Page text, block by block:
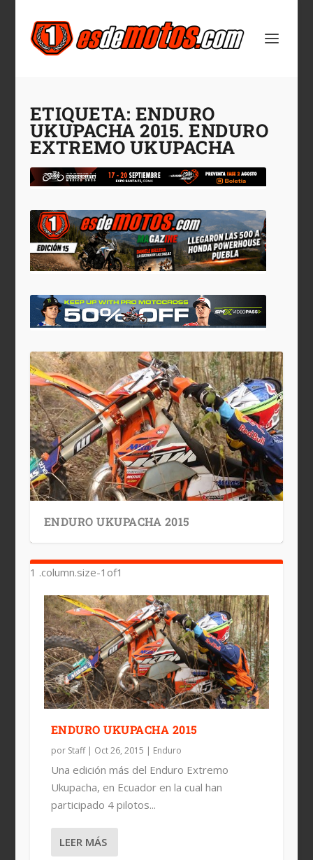
ETIQUETA: ENDURO
UKUPACHA 2015. ENDURO
EXTREMO UKUPACHA
ENDURO UKUPACHA 2015
ENDURO UKUPACHA 2015
por Staff| Oct 26, 2015 | Enduro
Una edición más del Enduro Extremo
Ukupacha, en Ecuador en la cual han
participado 4 pilotos...
LEER MÁS